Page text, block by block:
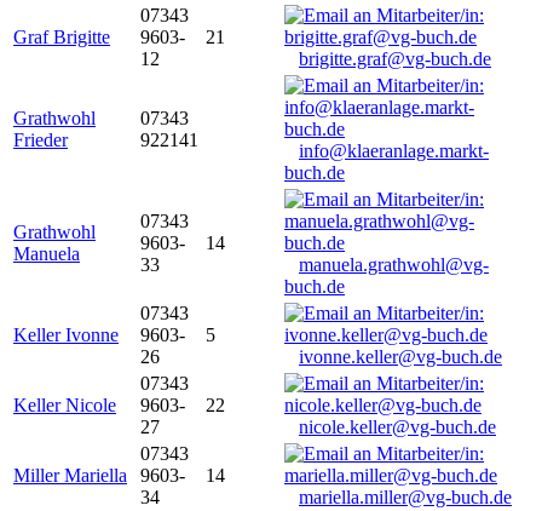
Graf Brigitte
07343
9603-
12
21
brigitte.graf@vg-buch.de
Grathwohl
Frieder
07343
922141
info@klaeranlage.markt-
buch.de
Grathwohl
Manuela
07343
9603-
33
14
manuela.grathwohl@vg-
buch.de
Keller Ivonne
07343
9603-
26
5
ivonne.keller@vg-buch.de
Keller Nicole
07343
9603-
27
22
nicole.keller@vg-buch.de
Miller Mariella
07343
9603-
34
14
mariella.miller@vg-buch.de